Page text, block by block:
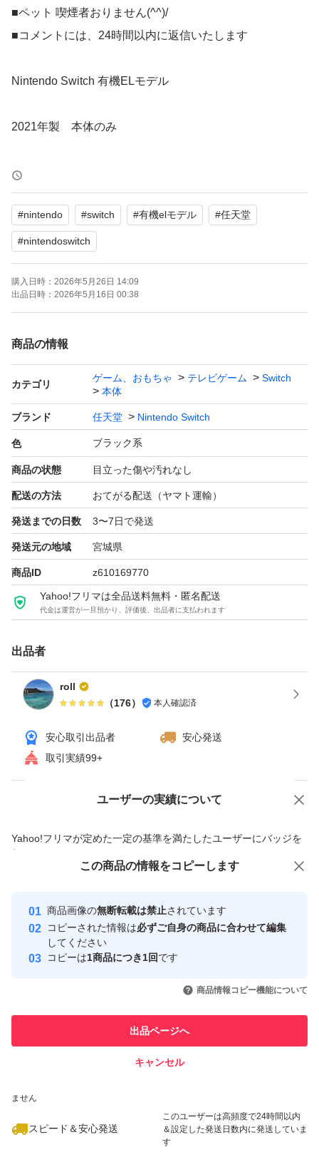
■ペット 喫煙者おりません(^^)/
■コメントには、24時間以内に返信いたします
Nintendo Switch 有機ELモデル
2021年製 本体のみ
動作確認済み
初期化済み
液晶には保護フィルムが貼られています。貼ったまま発送
いたします。
神経質な方、完璧をお求めの方はお控えください。
ご覧いただきありがとうございます。
#nintendo #switch #有機elモデル #任天堂
#nintendoswitch
購入日時： 2026年5月26日 14:09
出品日時： 2026年5月16日 00:38
商品の情報
カテゴリ
ゲーム、おもちゃ テレビゲーム
Switch
本体
ブランド 任天堂 Nintendo Switch
色 ブラック系
商品の状態 目立った傷や汚れなし
配送の方法 おてがる配送（ヤマト運輸）
発送までの日数 3〜7日で発送
発送元の地域 宮城県
商品ID z610169770
Yahoo!フリマは全品送料無料・匿名配送
代金は運営が一旦預かり、評価後、出品者に支払われます
出品者
roll
（176） 本人確認済
安心取引出品者
安心発送
取引実績99+
ユーザーの実績について
Yahoo!フリマが定めた一定の基準を満たしたユーザーにバッジを
付与しています
安心取引出品者
心・安全なユーザーです
取引実績
引を完了させた実績があります
での取引実績があります
ません
スピード＆安心発送
このユーザーは高頻度で24時間以内
＆設定した発送日数内に発送していま
す
価格の相談 商品への質問
この商品の情報をコピーします
商品画像の無断転載は禁止されています
コピーされた情報は必ずご自身の商品に合わせて編集
してください
コピーは1商品につき1回です
商品情報コピー機能について
出品ページへ
キャンセル
この商品をみている人にオススメ